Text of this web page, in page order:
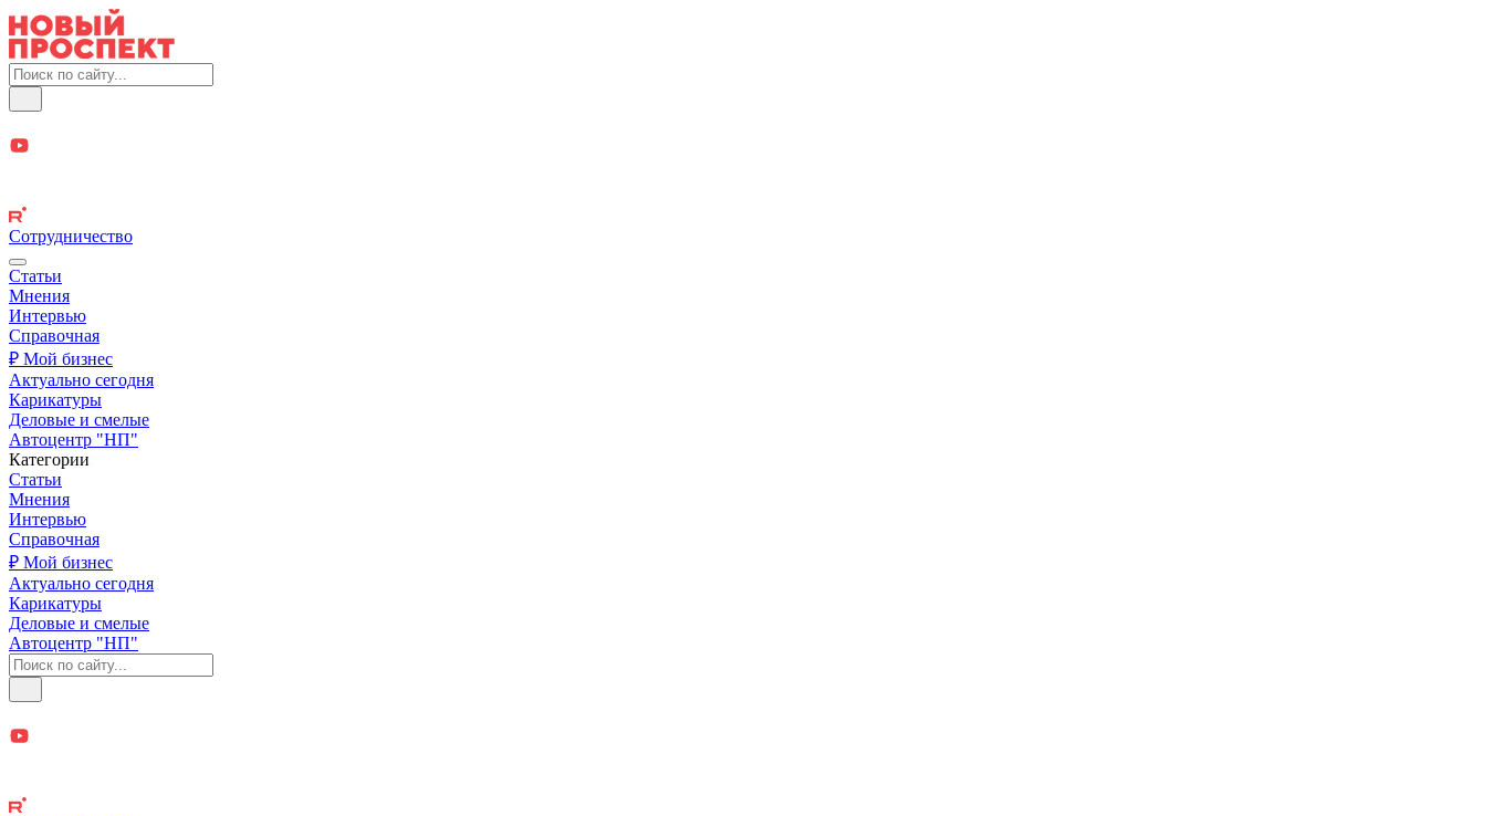
Сотрудничество
Статьи
Мнения
Интервью
Справочная
₽ Мой бизнес
Актуально сегодня
Карикатуры
Деловые и смелые
Автоцентр "НП"
Категории
Статьи
Мнения
Интервью
Справочная
₽ Мой бизнес
Актуально сегодня
Карикатуры
Деловые и смелые
Автоцентр "НП"